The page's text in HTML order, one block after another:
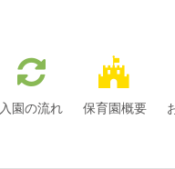
入園の流れ 保育園概要